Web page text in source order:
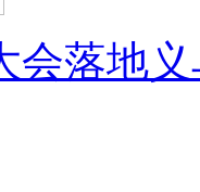
会落地